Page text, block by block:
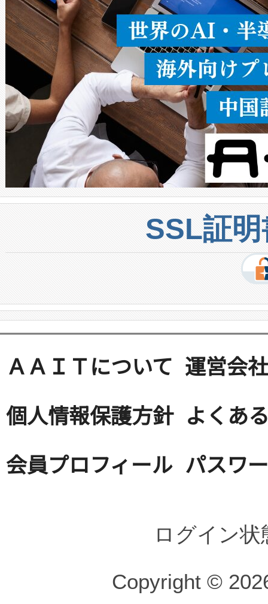
密度なスキャ […]
SSL証
ＡＡＩＴについて 運営会社
個人情報保護方針 よくあ
会員プロフィール パスワ
ログイン
Copyright ©